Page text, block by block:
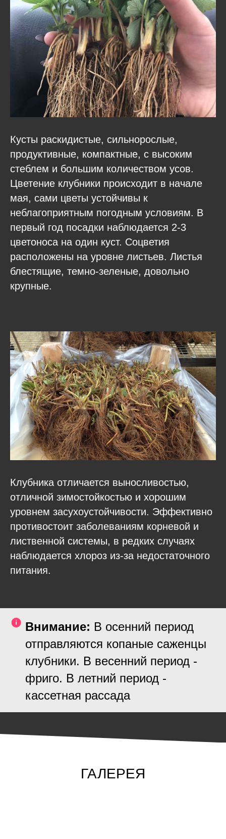
Кусты раскидистые, сильнорослые,
продуктивные, компактные, с высоким
стеблем и большим количеством усов.
Цветение клубники происходит в начале
мая, сами цветы устойчивы к
неблагоприятным погодным условиям. В
первый год посадки наблюдается 2-3
цветоноса на один куст. Соцветия
расположены на уровне листьев. Листья
блестящие, темно-зеленые, довольно
крупные.
Клубника отличается выносливостью,
отличной зимостойкостью и хорошим
уровнем засухоустойчивости. Эффективно
противостоит заболеваниям корневой и
лиственной системы, в редких случаях
наблюдается хлороз из-за недостаточного
питания.
Внимание: В осенний период
отправляются копаные саженцы
клубники. В весенний период -
фриго. В летний период -
кассетная рассада
ГАЛЕРЕЯ